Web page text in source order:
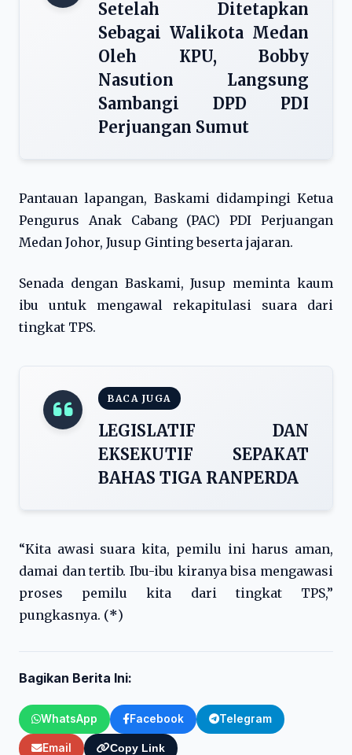
Setelah Ditetapkan
Sebagai Walikota Medan
Oleh KPU, Bobby
Nasution Langsung
Sambangi DPD PDI
Perjuangan Sumut
Pantauan lapangan, Baskami didampingi Ketua
Pengurus Anak Cabang (PAC) PDI Perjuangan
Medan Johor, Jusup Ginting beserta jajaran.
Senada dengan Baskami, Jusup meminta kaum
ibu untuk mengawal rekapitulasi suara dari
tingkat TPS.
BACA JUGA
LEGISLATIF DAN
EKSEKUTIF SEPAKAT
BAHAS TIGA RANPERDA
“Kita awasi suara kita, pemilu ini harus aman,
damai dan tertib. Ibu-ibu kiranya bisa mengawasi
proses pemilu kita dari tingkat TPS,”
pungkasnya. (*)
Bagikan Berita Ini:
WhatsApp Facebook Telegram
Email Copy Link